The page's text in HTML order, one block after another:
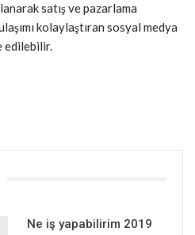
satış ve pazarlama
kolaylaştıran sosyal medya
edilebilir.
Ne iş yapabilirim 2019